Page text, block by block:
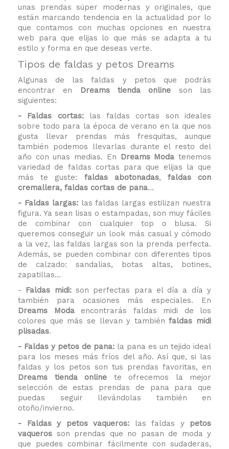
unas prendas súper modernas y originales, que
están marcando tendencia en la actualidad por lo
que contamos con muchas opciones en nuestra
web para que elijas lo que más se adapta a tu
estilo y forma en que deseas verte.
Tipos de faldas y petos Dreams
Algunas de lasfaldas y petos que podrás
encontrar en Dreams tienda online son las
siguientes:
- Faldas cortas: las faldas cortas son ideales
sobre todo para la época de verano en la que nos
gusta llevar prendas más fresquitas, aunque
también podemos llevarlas durante el resto del
año con unas medias. En Dreams Moda tenemos
variedad de faldas cortas para que elijas la que
más te guste: faldas abotonadas, faldas con
cremallera, faldas cortas de pana…
- Faldas largas: las faldas largas estilizan nuestra
figura. Ya sean lisas o estampadas, son muy fáciles
de combinar con cualquier top o blusa. Si
queremos conseguir un look más casual y cómodo
a la vez, las faldas largas son la prenda perfecta.
Además, se pueden combinar con diferentes tipos
de calzado: sandalias, botas altas, botines,
zapatillas…
- Faldas midi: son perfectas para el día a día y
también para ocasiones más especiales. En
Dreams Modaencontrarás faldas midi de los
colores que más se llevan y tambiénfaldas midi
plisadas.
- Faldas y petos de pana: la pana es un tejido ideal
para los meses más fríos del año. Así que, si las
faldas y los petos son tus prendas favoritas, en
Dreams
tienda online te ofrecemos la mejor
selección de estas prendas de pana para que
puedas seguir llevándolas también en
otoño/invierno.
- Faldas y petos vaqueros: las faldas y petos
vaqueros son prendas que no pasan de moda y
que puedes combinar fácilmente con sudaderas,